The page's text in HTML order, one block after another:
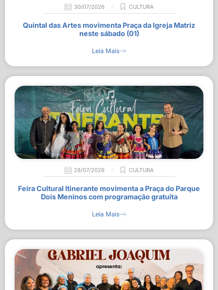
30/07/2026 CULTURA
Quintal das Artes movimenta Praça da Igreja Matriz
neste sábado (01)
Leia Mais
28/07/2026 CULTURA
Feira Cultural Itinerante movimenta a Praça do Parque
Dois Meninos com programação gratuita
Leia Mais